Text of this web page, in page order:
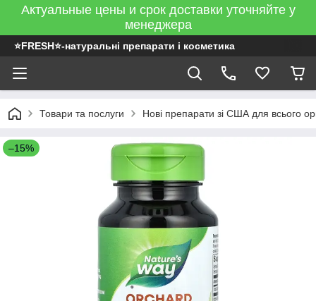
Актуальные цены и срок доставки уточняйте у
менеджера
⭐FRESH⭐-натуральні препарати і косметика
Товари та послуги Нові препарати зі США для всього
–15%